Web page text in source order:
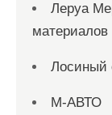
Леруа
материалов
Лосиный
М-АВТО